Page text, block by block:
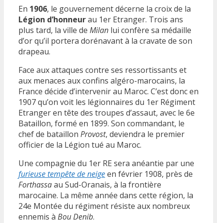
En 1906, le gouvernement décerne la croix de la
Légion d’honneurau 1er Etranger. Trois ans
plus tard, la ville de Milan lui confère sa médaille
d’or qu’il portera dorénavant à la cravate de son
drapeau.
Face aux attaques contre ses ressortissants et
aux menaces aux confins algéro-marocains, la
France décide d’intervenir au Maroc. C’est donc en
1907 qu’on voit les légionnaires du 1er Régiment
Etranger en tête des troupes d’assaut, avec le 6e
Bataillon, formé en 1899. Son commandant, le
chef de bataillon Provost, deviendra le premier
officier de la Légion tué au Maroc.
Une compagnie du 1er RE sera anéantie par une
furieuse tempête de neigeen février 1908, près de
Forthassaau Sud-Oranais, à la frontière
marocaine. La même année dans cette région, la
24e Montée du régiment résiste aux nombreux
ennemis à Bou Denib.